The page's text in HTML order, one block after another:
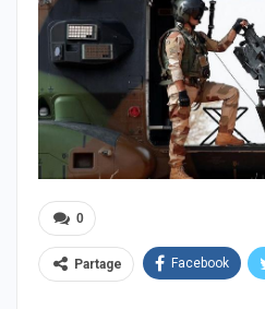
0
Partage Facebook